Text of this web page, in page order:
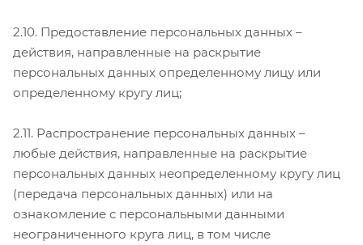
2.10. Предоставление персональных данных –
действия, направленные на раскрытие
персональных данных определенному лицу или
определенному кругу лиц;
2.11. Распространение персональных данных –
любые действия, направленные на раскрытие
персональных данных неопределенному кругу лиц
(передача персональных данных) или на
ознакомление с персональными данными
неограниченного круга лиц, в том числе